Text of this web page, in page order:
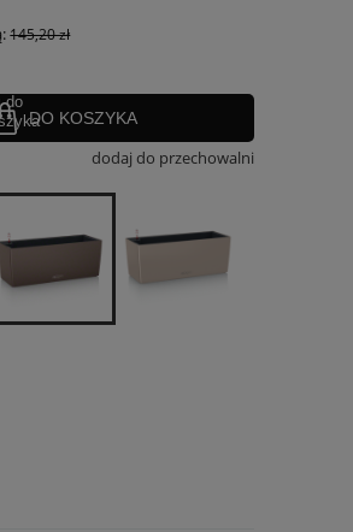
145,20 zł
DO KOSZYKA
dodaj do przechowalni